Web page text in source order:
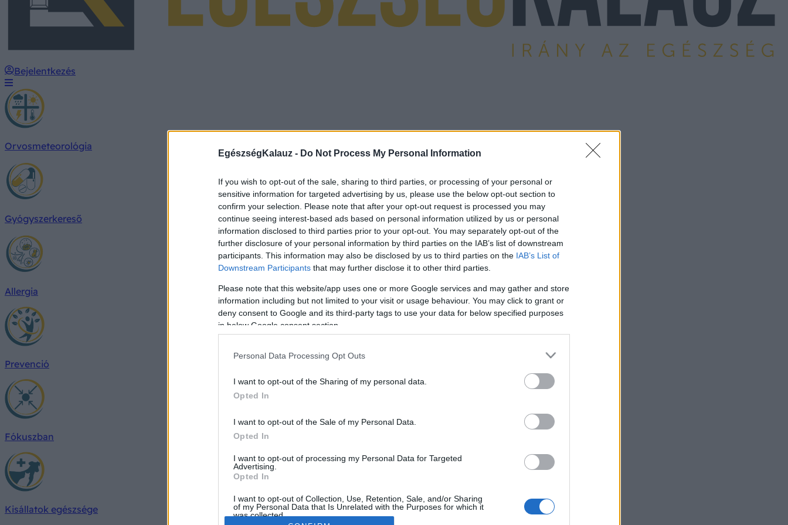
EgészségKalauz - Do Not Process My Personal Information
If you wish to opt-out of the sale, sharing to third parties, or processing of your personal or
sensitive information for targeted advertising by us, please use the below opt-out section to
confirm your selection. Please note that after your opt-out request is processed you may
continue seeing interest-based ads based on personal information utilized by us or personal
information disclosed to third parties prior to your opt-out. You may separately opt-out of the
further disclosure of your personal information by third parties on the IAB’s list of downstream
participants. This information may also be disclosed by us to third parties on the IAB’s List of
Downstream Participants that may further disclose it to other third parties.
Please note that this website/app uses one or more Google services and may gather and store
information including but not limited to your visit or usage behaviour. You may click to grant or
deny consent to Google and its third-party tags to use your data for below specified purposes
in below Google consent section.
Personal Data Processing Opt Outs
I want to opt-out of the Sharing of my personal data.
Opted In
I want to opt-out of the Sale of my Personal Data.
Opted In
I want to opt-out of processing my Personal Data for Targeted
Advertising.
Opted In
I want to opt-out of Collection, Use, Retention, Sale, and/or Sharing
of my Personal Data that Is Unrelated with the Purposes for which it
was collected.
Bejelentkezés
Orvosmeteorológia
Gyógyszerkereső
Allergia
Prevenció
Fókuszban
Kisállatok egészsége